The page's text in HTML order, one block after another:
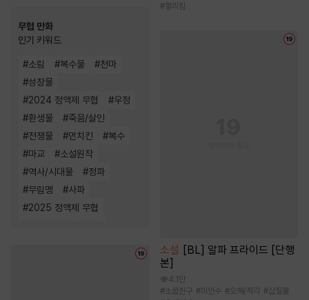
무협 만화
인기 키워드
#소림 #복수물 #천마
#성장물
#2024 정액제 무협 #우정
#환생물 #죽음/살인
#전쟁물 #먼치킨 #복수
#마교 #소설원작
#역사/시대물 #정파
#무림맹 #사파
#2025 정액제 무협
#할리킹
소설 [BL] 알파 프라이드 [단행
본]
4.1만
#소꿉친구 #미인수 #오해/착각 #삽질물